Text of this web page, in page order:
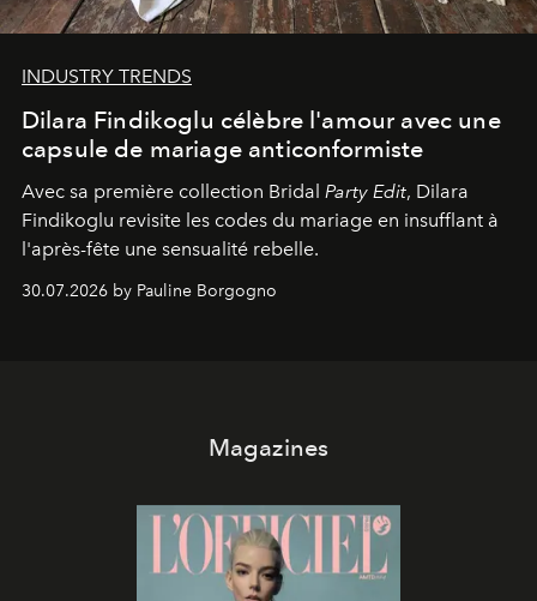
INDUSTRY TRENDS
Dilara Findikoglu célèbre l'amour avec une
capsule de mariage anticonformiste
Avec sa première collection Bridal Party Edit, Dilara
Findikoglu revisite les codes du mariage en insufflant à
l'après-fête une sensualité rebelle.
30.07.2026 by Pauline Borgogno
Magazines